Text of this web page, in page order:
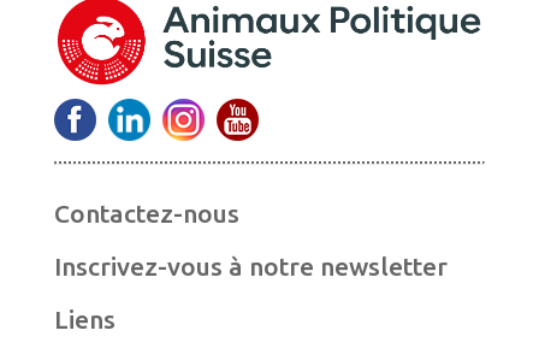
Contactez-nous
Inscrivez-vous à notre newsletter
Liens